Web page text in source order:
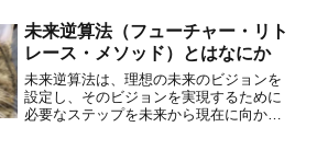
や価値を顧客に浸透させるプロセスであ
り、経営戦略はその方向性を示すもの。
両者は密接に関連し、経営戦略がブラン
ディングの指針となり、ブランディング
はその戦略を具体的に表現する手段とし
て機能します。未来の変動するビジネス
未来逆算法（フューチャー・リト
レース・メソッド）とはなにか
未来逆算法は、理想の未来のビジョンを
設定し、そのビジョンを実現するために
必要なステップを未来から現在に向かっ